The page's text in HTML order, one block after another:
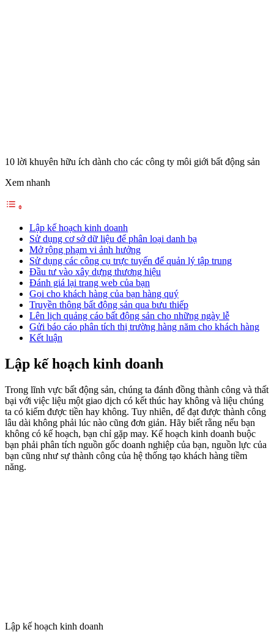
10 lời khuyên hữu ích dành cho các công ty môi giới bất động sản
Xem nhanh
Lập kế hoạch kinh doanh
Sử dụng cơ sở dữ liệu để phân loại danh bạ
Mở rộng phạm vi ảnh hưởng
Sử dụng các công cụ trực tuyến để quản lý tập trung
Đầu tư vào xây dựng thương hiệu
Đánh giá lại trang web của bạn
Gọi cho khách hàng của bạn hàng quý
Truyền thông bất động sản qua bưu thiếp
Lên lịch quảng cáo bất động sản cho những ngày lễ
Gửi báo cáo phân tích thị trường hàng năm cho khách hàng
Kết luận
Lập kế hoạch kinh doanh
Trong lĩnh vực bất động sản, chúng ta đánh đồng thành công và thất
bại với việc liệu một giao dịch có kết thúc hay không và liệu chúng
ta có kiếm được tiền hay không. Tuy nhiên, để đạt được thành công
lâu dài không phải lúc nào cũng đơn giản. Hãy biết rằng nếu bạn
không có kế hoạch, bạn chỉ gặp may. Kế hoạch kinh doanh buộc
bạn phải phân tích nguồn gốc doanh nghiệp của bạn, nguồn lực của
bạn cũng như sự thành công của hệ thống tạo khách hàng tiềm
năng.
Lập kế hoạch kinh doanh